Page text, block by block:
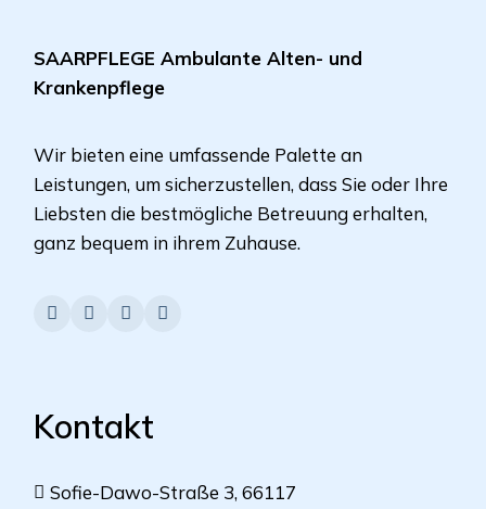
SAARPFLEGE Ambulante Alten- und
Krankenpflege
Wir bieten eine umfassende Palette an
Leistungen, um sicherzustellen, dass Sie oder Ihre
Liebsten die bestmögliche Betreuung erhalten,
ganz bequem in ihrem Zuhause.
Kontakt
Sofie-Dawo-Straße 3, 66117